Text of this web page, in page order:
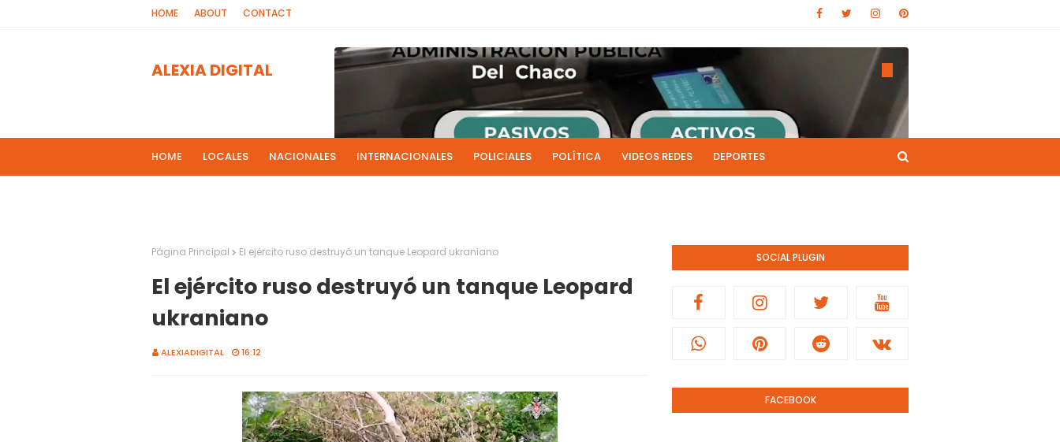
HOME ABOUT CONTACT
ALEXIA DIGITAL
HOME LOCALES NACIONALES INTERNACIONALES POLICIALES POLÍTICA VIDEOS REDES DEPORTES
Página Principal El ejército ruso destruyó un tanque Leopard ukraniano
El ejército ruso destruyó un tanque Leopard
ukraniano
ALEXIADIGITAL 16:12
SOCIAL PLUGIN
FACEBOOK